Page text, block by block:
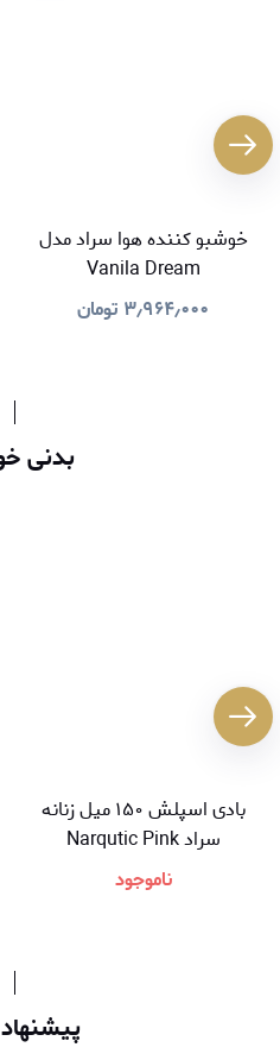
خوشبو کننده هوا سراد مدل
Vanila Dream
۳٫۹۶۴٫۰۰۰ تومان
بدنی
بادی اسپلش ۱۵۰ میل زنانه
سراد Narqutic Pink
ناموجود